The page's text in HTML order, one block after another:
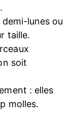
lunes ou
taille.
soit
: elles
molles.